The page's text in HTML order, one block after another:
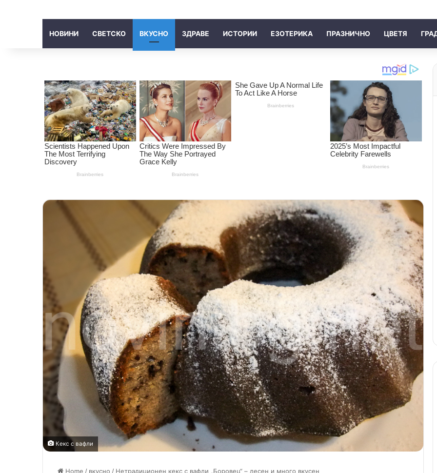
НОВИНИ СВЕТСКО ВКУСНО ЗДРАВЕ ИСТОРИИ ЕЗОТЕРИКА ПРАЗНИЧНО ЦВЕТЯ
Кекс с вафли
Home / вкусно / Нетрадиционен кекс с вафли „Боровец“ – лесен и много вкусен